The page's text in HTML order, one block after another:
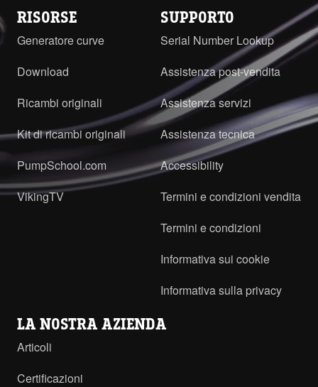
RISORSE
Generatore curve
Download
Ricambi originali
Kit di ricambi originali
PumpSchool.com
VikingTV
SUPPORTO
Serial Number Lookup
Assistenza post-vendita
Assistenza servizi
Assistenza tecnica
Accessibility
Termini e condizioni vendita
Termini e condizioni
Informativa sui cookie
Informativa sulla privacy
LA NOSTRA AZIENDA
Articoli
Certificazioni